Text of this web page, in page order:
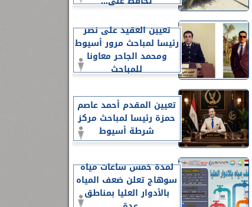
تعيين العقيد على نصر
رئيسا لمباحث مرور أسيوط
ومحمد الجاحر معاونا
للمباحث
تعيين المقدم أحمد عاصم
حمزة رئيسا لمباحث مركز
شرطة أسيوط
لمدة خمس ساعات مياه
سوهاج تعلن ضعف المياه
بالأدوار العليا بمناطق